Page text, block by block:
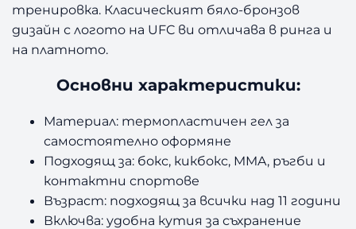
тренировка. Класическият бяло-бронзов
дизайн с логото на UFC ви отличава в ринга и
на платното.
Основни характеристики:
Материал: термопластичен гел за
самостоятелно оформяне
Подходящ за: бокс, кикбокс, MMA, ръгби и
контактни спортове
Възраст: подходящ за всички над 11 години
Включва: удобна кутия за съхранение